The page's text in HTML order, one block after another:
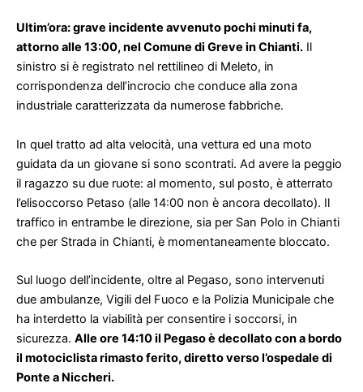
Ultim’ora: grave incidente avvenuto pochi minuti fa,
attorno alle 13:00, nel Comune di Greve in Chianti. Il
sinistro si è registrato nel rettilineo di Meleto, in
corrispondenza dell’incrocio che conduce alla zona
industriale caratterizzata da numerose fabbriche.
In quel tratto ad alta velocità, una vettura ed una moto
guidata da un giovane si sono scontrati. Ad avere la peggio
il ragazzo su due ruote: al momento, sul posto, è atterrato
l’elisoccorso Petaso (alle 14:00 non è ancora decollato). Il
traffico in entrambe le direzione, sia per San Polo in Chianti
che per Strada in Chianti, è momentaneamente bloccato.
Sul luogo dell’incidente, oltre al Pegaso, sono intervenuti
due ambulanze, Vigili del Fuoco e la Polizia Municipale che
ha interdetto la viabilità per consentire i soccorsi, in
sicurezza. Alle ore 14:10 il Pegaso è decollato con a bordo
il motociclista rimasto ferito, diretto verso l’ospedale di
Ponte a Niccheri.